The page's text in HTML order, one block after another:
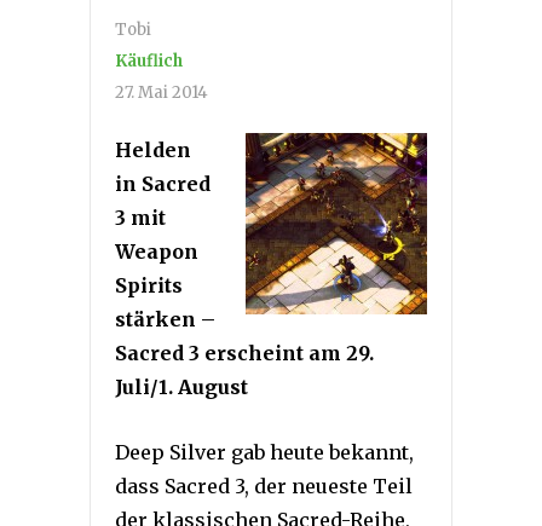
Tobi
Käuflich
27. Mai 2014
Helden
in Sacred
3 mit
Weapon
Spirits
stärken –
Sacred 3 erscheint am 29.
Juli/1. August
Deep Silver gab heute bekannt,
dass Sacred 3, der neueste Teil
der klassischen Sacred-Reihe,